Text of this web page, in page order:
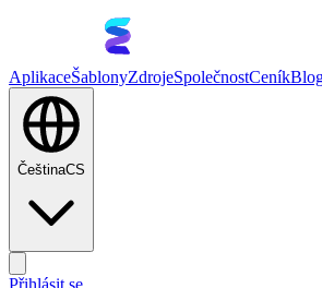
AplikaceŠablonyZdrojeSpolečnostCeník
ČeštinaCS
Přihlásit se